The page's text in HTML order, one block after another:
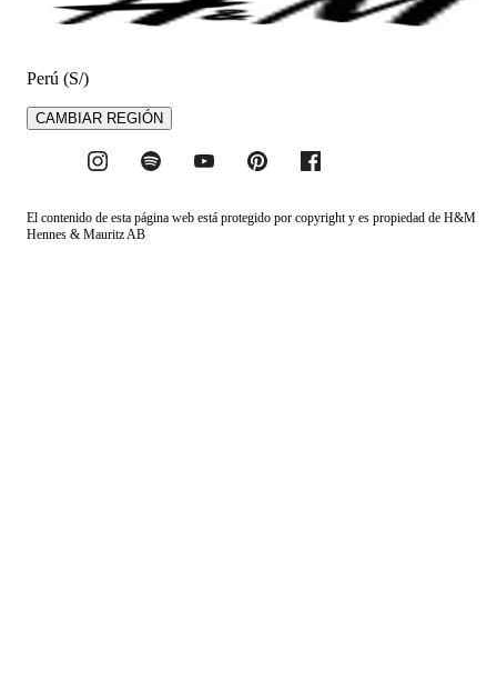
Perú (S/)
CAMBIAR REGIÓN
El contenido de esta página web está protegido por copyright y es propiedad de H&M
Hennes & Mauritz AB